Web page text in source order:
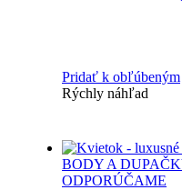
Pridať k obľúbeným
Rýchly náhľad
BODY A
ODPORÚČAME